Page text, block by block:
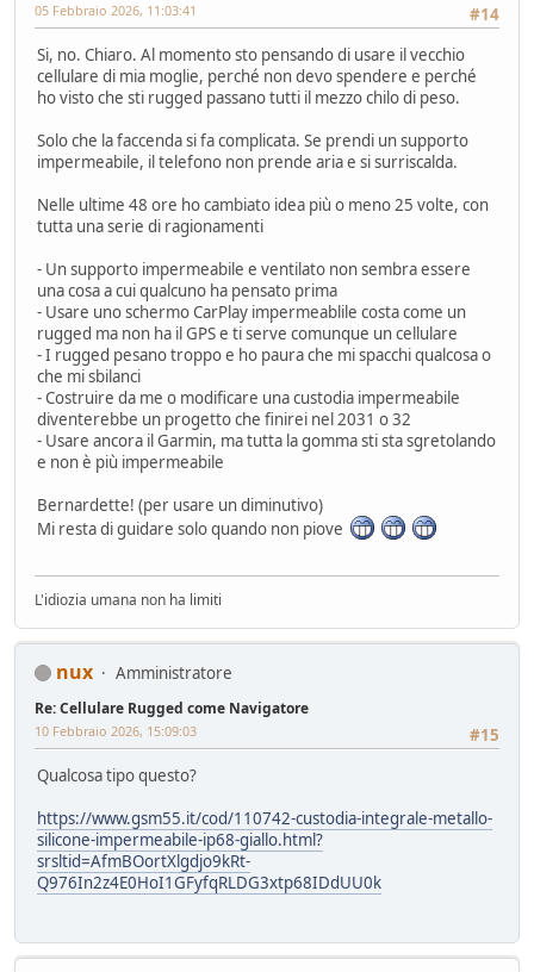
#14
05 Febbraio 2026, 11:03:41
Si, no. Chiaro. Al momento sto pensando di usare il vecchio
cellulare di mia moglie, perché non devo spendere e perché
ho visto che sti rugged passano tutti il mezzo chilo di peso.
Solo che la faccenda si fa complicata. Se prendi un supporto
impermeabile, il telefono non prende aria e si surriscalda.
Nelle ultime 48 ore ho cambiato idea più o meno 25 volte, con
tutta una serie di ragionamenti
- Un supporto impermeabile e ventilato non sembra essere
una cosa a cui qualcuno ha pensato prima
- Usare uno schermo CarPlay impermeablile costa come un
rugged ma non ha il GPS e ti serve comunque un cellulare
- I rugged pesano troppo e ho paura che mi spacchi qualcosa o
che mi sbilanci
- Costruire da me o modificare una custodia impermeabile
diventerebbe un progetto che finirei nel 2031 o 32
- Usare ancora il Garmin, ma tutta la gomma sti sta sgretolando
e non è più impermeabile
Bernardette! (per usare un diminutivo)
Mi resta di guidare solo quando non piove
L'idiozia umana non ha limiti
nux Amministratore
Re: Cellulare Rugged come Navigatore
#15
10 Febbraio 2026, 15:09:03
Qualcosa tipo questo?
https://www.gsm55.it/cod/110742-custodia-integrale-metallo-
silicone-impermeabile-ip68-giallo.html?
srsltid=AfmBOortXlgdjo9kRt-
Q976In2z4E0HoI1GFyfqRLDG3xtp68IDdUU0k